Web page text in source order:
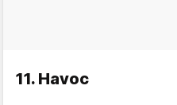
11. Havoc